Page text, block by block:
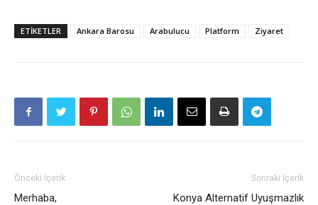
ETIKETLER Ankara Barosu Arabulucu Platform Ziyaret
Önceki İçerik
Merhaba,
Sonraki İçerik
Konya Alternatif Uyuşmazlık